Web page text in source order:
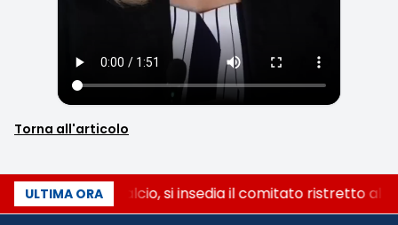
Torna all'articolo
ULTIMA ORA
Riforma del calcio, si insedia il comitato ristretto al